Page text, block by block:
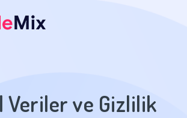
Veriler ve Gizlilik